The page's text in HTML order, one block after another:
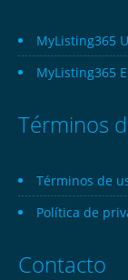
MyListing365
MyListing365
Términos
Términos de
Política de
Contacto